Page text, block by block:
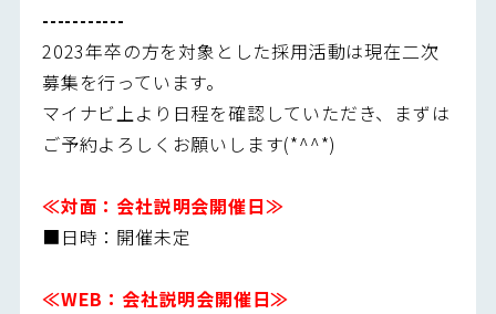
-----------
2023年卒の方を対象とした採用活動は現在二次
募集を行っています。
マイナビ上より日程を確認していただき、まずは
ご予約よろしくお願いします(*^^*)
≪対面：会社説明会開催日≫
■日時：開催未定
≪WEB：会社説明会開催日≫